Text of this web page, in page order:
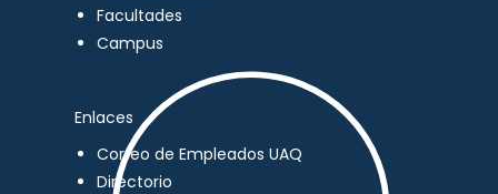
Facultades
Campus
Enlaces
Correo de Empleados UAQ
Directorio